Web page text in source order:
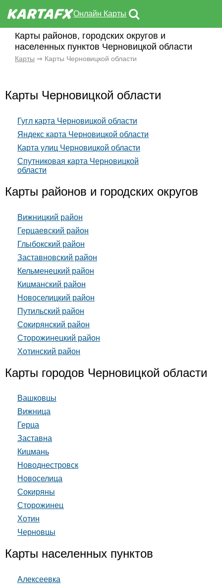
Онлайн Карты
Карты районов, городских округов и
населенных пунктов Черновицкой области
Карты ⇒ Карты Черновицкой области
Карты Черновицкой области
Гугл карта Черновицкой области
Яндекс карта Черновицкой области
Карта улиц Черновицкой области
Спутниковая карта Черновицкой
области
Карты районов и городских округов
Вижницкий район
Герцаевский район
Глыбокский район
Заставновский район
Кельменецкий район
Кицманский район
Новоселицкий район
Путильский район
Сокирянский район
Сторожинецкий район
Хотинский район
Карты городов Черновицкой области
Вашковцы
Вижница
Герца
Заставна
Кицмань
Новоднестровск
Новоселица
Сокиряны
Сторожинец
Хотин
Черновцы
Карты населенных пунктов
Алексеевка